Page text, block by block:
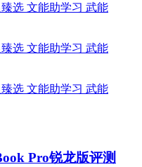
Pro锐龙版评测